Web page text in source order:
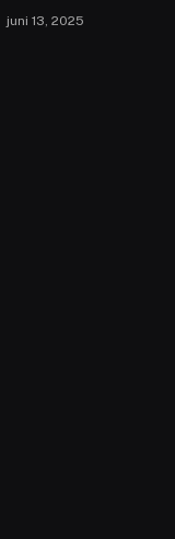
juni 13, 2025